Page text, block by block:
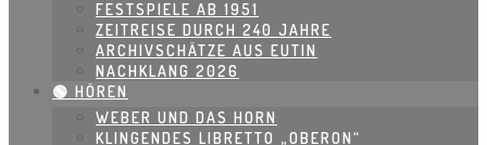
FESTSPIELE AB 1951
ZEITREISE DURCH 240 JAHRE
ARCHIVSCHÄTZE AUS EUTIN
NACHKLANG 2026
🟢 HÖREN
WEBER UND DAS HORN
KLINGENDES LIBRETTO „OBERON“